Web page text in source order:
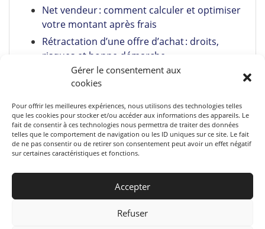
Gérer le consentement aux
cookies
Pour offrir les meilleures expériences, nous utilisons des technologies telles
que les cookies pour stocker et/ou accéder aux informations des appareils. Le
fait de consentir à ces technologies nous permettra de traiter des données
telles que le comportement de navigation ou les ID uniques sur ce site. Le fait
de ne pas consentir ou de retirer son consentement peut avoir un effet négatif
sur certaines caractéristiques et fonctions.
Accepter
Refuser
Net vendeur : comment calculer et optimiser
votre montant après frais
Rétractation d’une offre d’achat : droits,
risques et bonne démarche
Pumpkin Spice Latte maison : recette facile +
astuces